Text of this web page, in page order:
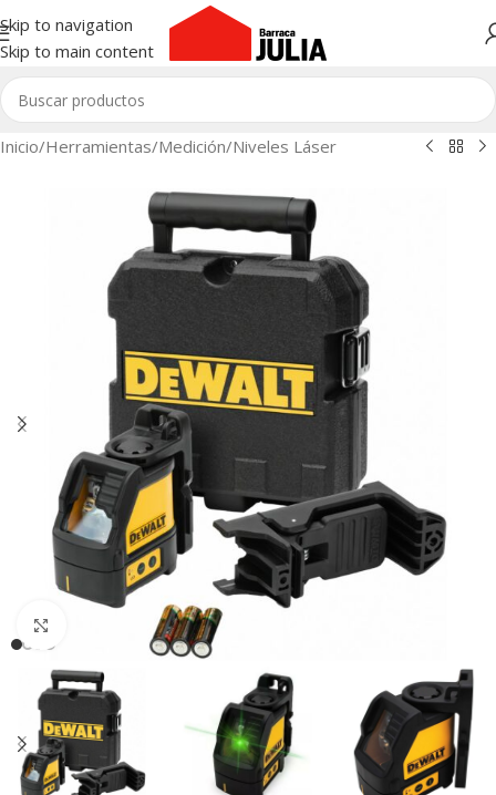
Skip to navigation
Skip to main content
Inicio/Herramientas/Medición/Niveles Láser
Clic para ampliar